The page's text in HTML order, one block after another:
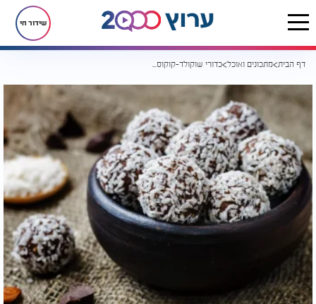
שידור חי
דף הבית מתכונים ואוכל כדורי שוקולד-קוקוס ללא גלוטן: 3 רכיבים, בלי אפייה